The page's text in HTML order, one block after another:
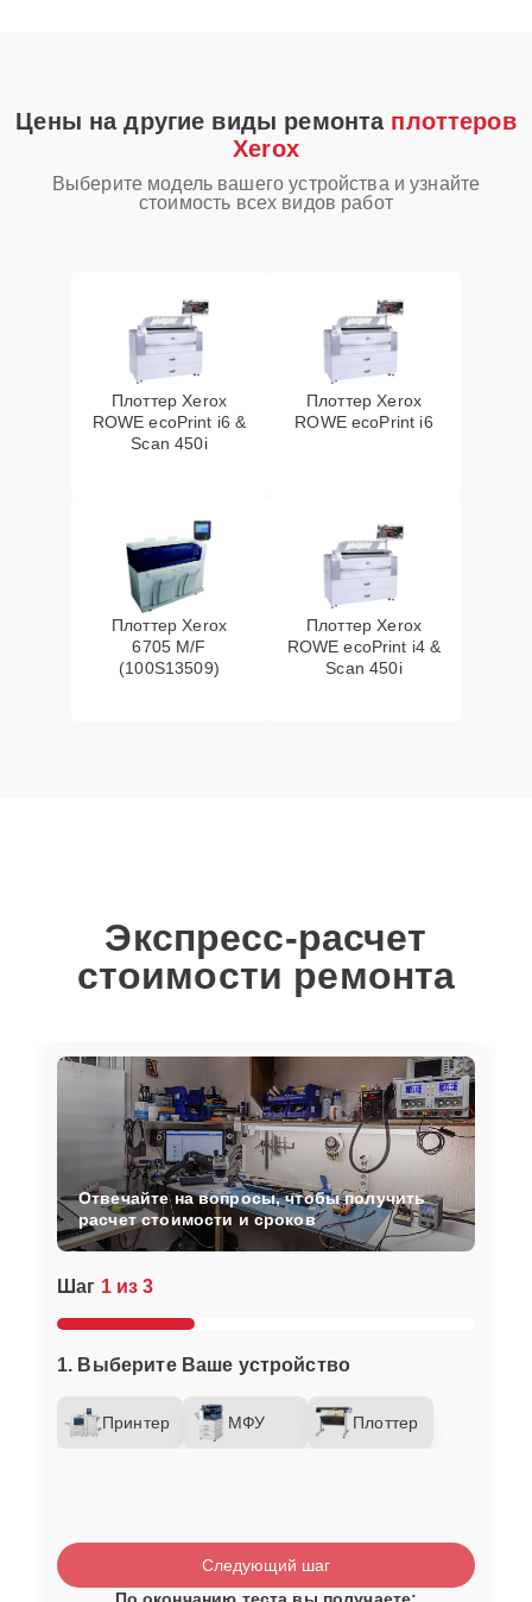
Цены на другие виды ремонта плоттеров
Xerox
Выберите модель вашего устройства и узнайте
стоимость всех видов работ
Плоттер Xerox
ROWE ecoPrint i6 &
Scan 450i
Плоттер Xerox
ROWE ecoPrint i6
Плоттер Xerox
6705 M/F
(100S13509)
Плоттер Xerox
ROWE ecoPrint i4 &
Scan 450i
Экспресс-расчет
стоимости ремонта
Шаг 1 из 3
1. Выберите Ваше устройство
Принтер МФУ Плоттер
Отвечайте на вопросы, чтобы получить
расчет стоимости и сроков
Следующий шаг